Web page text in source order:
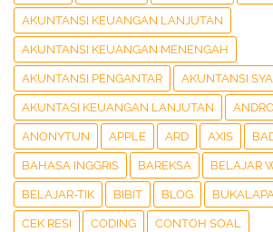
AKUNTANSI KEUANGAN LANJUTAN
AKUNTANSI KEUANGAN MENENGAH
AKUNTANSI PENGANTAR AKUNTANSI
AKUNTASI KEUANGAN LANJUTAN
ANONYTUN APPLE ARD AXIS
BAHASA INGGRIS BAREKSA BELAJAR
BELAJAR-TIK BIBIT BLOG
CEK RESI CODING CONTOH SOAL